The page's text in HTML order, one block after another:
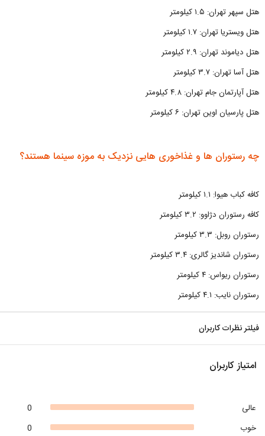
هتل سپهر تهران: ۱.۵ کیلومتر
هتل ویستریا تهران: ۱.۷ کیلومتر
هتل دیاموند تهران: ۲.۹ کیلومتر
هتل آسا تهران: ۳.۷ کیلومتر
هتل آپارتمان جام تهران: ۴.۸ کیلومتر
هتل پارسیان اوین تهران: ۶ کیلومتر
چه رستوران ها و غذاخوری هایی نزدیک به موزه سینما هستند؟
کافه کباب هیوا: ۱.۱ کیلومتر
کافه رستوران دژاوو: ۳.۲ کیلومتر
رستوران روبل: ۳.۳ کیلومتر
رستوران شاندیز گالری: ۳.۴ کیلومتر
رستوران ریواس: ۴ کیلومتر
رستوران نایب: ۴.۱ کیلومتر
فیلتر نظرات کاربران
امتیاز کاربران
0
عالی
0
خوب